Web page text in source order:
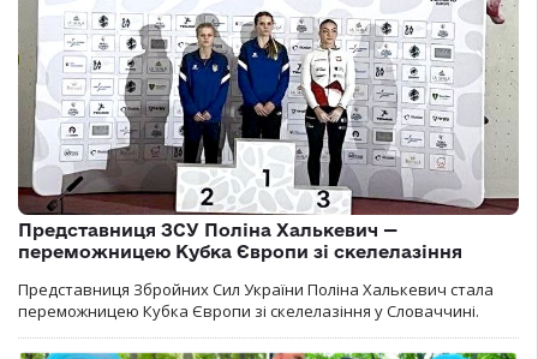
Представниця ЗСУ Поліна Халькевич —
переможницею Кубка Європи зі скелелазіння
Представниця Збройних Сил України Поліна Халькевич стала
переможницею Кубка Європи зі скелелазіння у Словаччині.